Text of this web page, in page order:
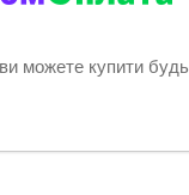
можете купити